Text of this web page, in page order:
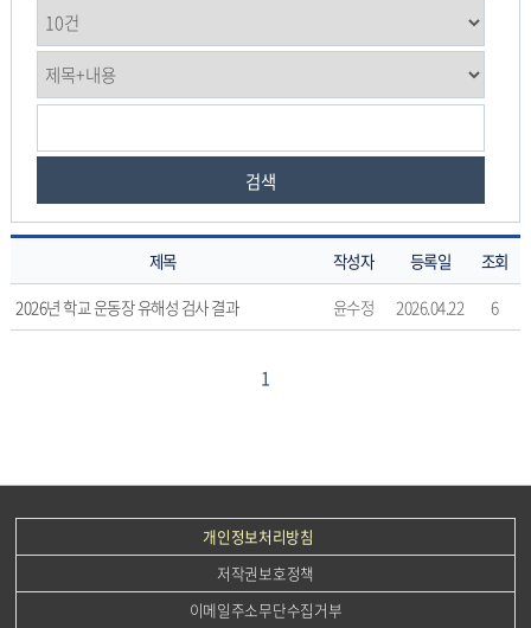
검색
검
사
물
제
제목 작성자 등록일
조회
2026년 학교 운동장 유해성 검사 결과
윤수정 2026.04.22 6
1
개인정보처리방침
저작권보호정책
이메일주소무단수집거부